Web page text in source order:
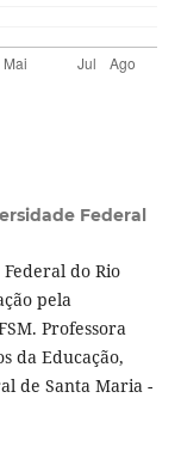
Federal
do Rio
pela
Professora
da Educação,
de Santa Maria -